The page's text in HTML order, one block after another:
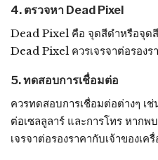
4. ตรวจหา Dead Pixel
Dead Pixel คือ จุดสีดำหรือจุด
Dead Pixel ควรเจรจาต่อรองร
5. ทดสอบการเชื่อมต่อ
ควรทดสอบการเชื่อมต่อต่างๆ เ
ต่อเซลลูลาร์ และการโทร หาก
เจรจาต่อรองราคากับเจ้าของเครื่